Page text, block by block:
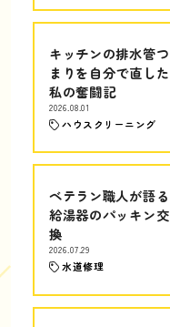
キッチンの排水管つ
まりを自分で直した
私の奮闘記
2026.08.01
ハウスクリーニング
ベテラン職人が語る
給湯器のパッキン交
換
2026.07.29
水道修理